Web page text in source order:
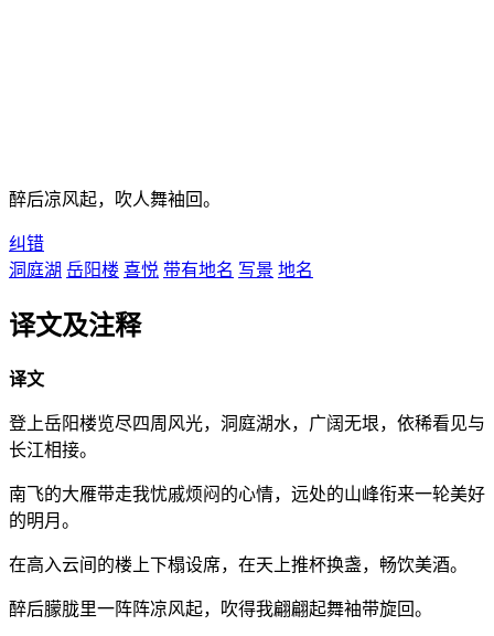
醉后凉风起，吹人舞袖回。
纠错
洞庭湖 岳阳楼 喜悦 带有地名 写景 地名
译文及注释
译文
登上岳阳楼览尽四周风光，洞庭湖水，广阔无垠，依稀看见与
长江相接。
南飞的大雁带走我忧戚烦闷的心情，远处的山峰衔来一轮美好
的明月。
在高入云间的楼上下榻设席，在天上推杯换盏，畅饮美酒。
醉后朦胧里一阵阵凉风起，吹得我翩翩起舞袖带旋回。